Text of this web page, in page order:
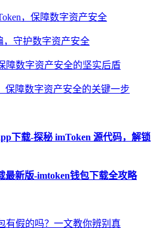
，保障数字资产安全
，守护数字资产安全
障数字资产安全的坚实后盾
保障数字资产安全的关键一步
下载-探秘 imToken 源代码，解锁
最新版-imtoken钱包下载全攻略